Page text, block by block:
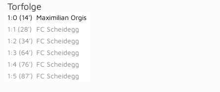
Torfolge
1:0 (14') Maximilian Orgis
1:1 (28')
FC Scheidegg
1:2 (34') FC Scheidegg
1:3 (64') FC Scheidegg
1:4 (76') FC Scheidegg
1:5 (87') FC Scheidegg